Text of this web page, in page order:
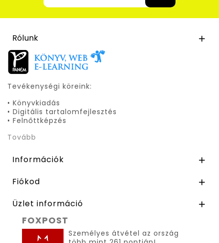
Rólunk 
Tevékenységi köreink:
• Könyvkiadás
• Digitális tartalomfejlesztés
• Felnőttképzés
Tovább
Információk 
Fiókod 
Üzlet információ 
FOXPOST
Személyes átvétel az ország